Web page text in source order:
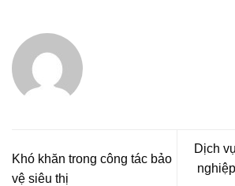
Khó khăn trong công tác bảo
vệ siêu thị
Dịch